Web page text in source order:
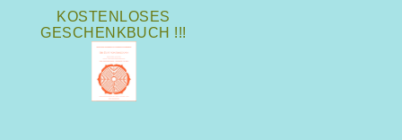
KOSTENLOSES
GESCHENKBUCH !!!